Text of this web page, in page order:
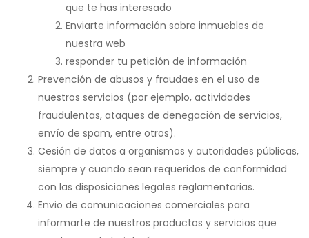
que te has interesado
Enviarte información sobre inmuebles de
nuestra web
responder tu petición de información
Prevención de abusos y fraudaes en el uso de
nuestros servicios (por ejemplo, actividades
fraudulentas, ataques de denegación de servicios,
envío de spam, entre otros).
Cesión de datos a organismos y autoridades públicas,
siempre y cuando sean requeridos de conformidad
con las disposiciones legales reglamentarias.
Envio de comunicaciones comerciales para
informarte de nuestros productos y servicios que